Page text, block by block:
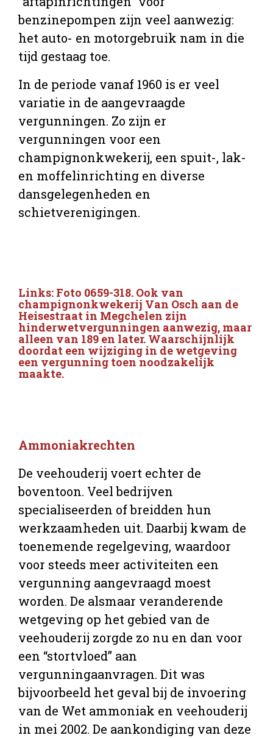
benzinepompen zijn veel aanwezig:
het auto- en motorgebruik nam in die
tijd gestaag toe.
In de periode vanaf 1960 is er veel
variatie in de aangevraagde
vergunningen. Zo zijn er
vergunningen voor een
champignonkwekerij, een spuit-, lak-
en moffelinrichting en diverse
dansgelegenheden en
schietverenigingen.
Links: Foto 0659-318. Ook van
champignonkwekerij Van Osch aan de
Heisestraat in Megchelen zijn
hinderwetvergunningen aanwezig, maar
alleen van 189 en later. Waarschijnlijk
doordat een wijziging in de wetgeving
een vergunning toen noodzakelijk
maakte.
Ammoniakrechten
De veehouderij voert echter de
boventoon. Veel bedrijven
specialiseerden of breidden hun
werkzaamheden uit. Daarbij kwam de
toenemende regelgeving, waardoor
voor steeds meer activiteiten een
vergunning aangevraagd moest
worden. De alsmaar veranderende
wetgeving op het gebied van de
veehouderij zorgde zo nu en dan voor
een “stortvloed” aan
vergunningaanvragen. Dit was
bijvoorbeeld het geval bij de invoering
van de Wet ammoniak en veehouderij
in mei 2002. De aankondiging van deze